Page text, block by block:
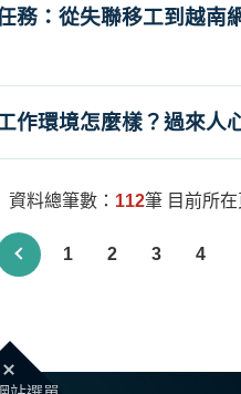
務：從失聯移工到越南
作環境怎麼樣？過來人
資料總筆數： 112筆 目前所
1 2 3 4